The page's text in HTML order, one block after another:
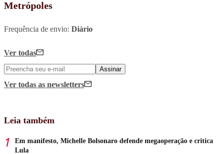
Metrópoles
Frequência de envio: Diário
Ver todas
Assinar
Ver todas as newsletters
Leia também
Em manifesto, Michelle Bolsonaro defende megaoperação e critica
Lula